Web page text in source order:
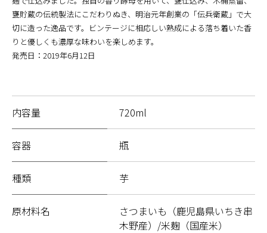
甕貯蔵の伝統製法にこだわりぬき、明治元年創業の「伝兵衛蔵」で大
切に造った逸品です。ビンテージに相応しい熟成による落ち着いた香
りと優しくも濃厚な味わいを楽しめます。
発売日：2019年6月12日
内容量 720ml
容器 瓶
種類 芋
原材料名
さつまいも（鹿児島県いちき串
木野産）/米麹（国産米）